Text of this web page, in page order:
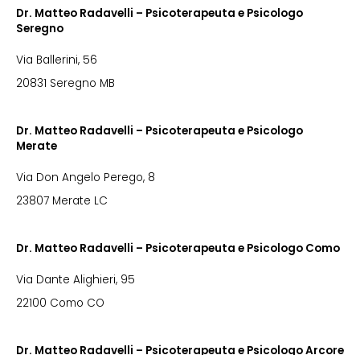
Dr. Matteo Radavelli – Psicoterapeuta e Psicologo
Seregno
Via Ballerini, 56
20831 Seregno MB
Dr. Matteo Radavelli – Psicoterapeuta e Psicologo
Merate
Via Don Angelo Perego, 8
23807 Merate LC
Dr. Matteo Radavelli – Psicoterapeuta e Psicologo Como
Via Dante Alighieri, 95
22100 Como CO
Dr. Matteo Radavelli – Psicoterapeuta e Psicologo Arcore